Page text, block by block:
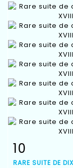
Fiche détaillée
10
RARE SUITE DE